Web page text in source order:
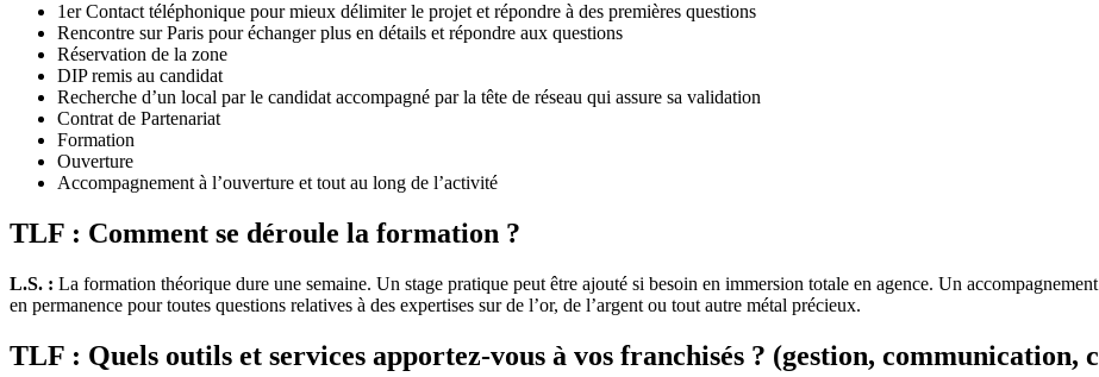
1er Contact téléphonique pour mieux délimiter le projet et répondre à des premières questions
Rencontre sur Paris pour échanger plus en détails et répondre aux questions
Réservation de la zone
DIP remis au candidat
Recherche d’un local par le candidat accompagné par la tête de réseau qui assure sa validation
Contrat de Partenariat
Formation
Ouverture
Accompagnement à l’ouverture et tout au long de l’activité
TLF : Comment se déroule la formation ?
L.S. : La formation théorique dure une semaine. Un stage pratique peut être ajouté si besoin en immersion totale en agence. Un
en permanence pour toutes questions relatives à des expertises sur de l’or, de l’argent ou tout autre métal précieux.
TLF : Quels outils et services apportez-vous à vos franchisés ? (gestion, communication,